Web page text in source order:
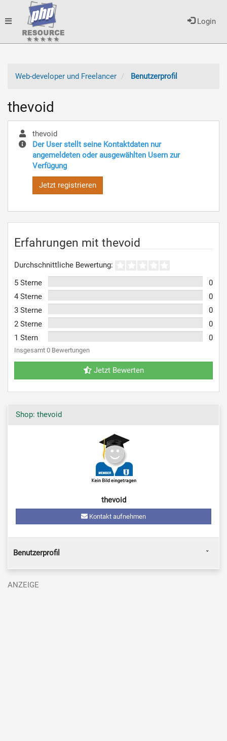
Login
Toggle
Web-developer und Freelancer
Benutzerprofil
thevoid
thevoid
Der User stellt seine Kontaktdaten nur
angemeldeten oder ausgewählten Usern zur
Verfügung
Jetzt registrieren
Erfahrungen mit thevoid
Durchschnittliche Bewertung:
5 Sterne
0
4 Sterne
0
3 Sterne
0
2 Sterne
0
1 Stern
0
Insgesamt 0 Bewertungen
Jetzt Bewerten
Shop: thevoid
thevoid
Kontakt aufnehmen
Benutzerprofil